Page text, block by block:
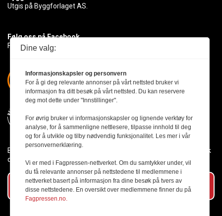
Utgis på Byggforlaget AS.
Følg oss på Facebook
Få med deg det siste innen byggebransjen
Byggmesteren følger Vær Varsom-plakaten og presseetikken slik
den er nedfelt i Redaktørplakaten.
Abonner på vårt nyhetsbrev
Dine valg:
Informasjonskapsler og personvern
For å gi deg relevante annonser på vårt nettsted bruker vi
informasjon fra ditt besøk på vårt nettsted. Du kan reservere
deg mot dette under "Innstillinger".
For øvrig bruker vi informasjonskapsler og lignende verktøy for
analyse, for å sammenligne nettlesere, tilpasse innhold til deg
og for å utvikle og tilby nødvendig funksjonalitet. Les mer i vår
personvernerklæring.
Vi er med i Fagpressen-nettverket. Om du samtykker under, vil
du få relevante annonser på nettstedene til medlemmene i
nettverket basert på informasjon fra dine besøk på tvers av
disse nettstedene. En oversikt over medlemmene finner du på
Fagpressen.no.